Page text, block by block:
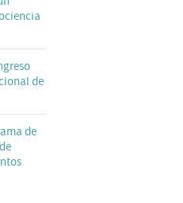
de
de